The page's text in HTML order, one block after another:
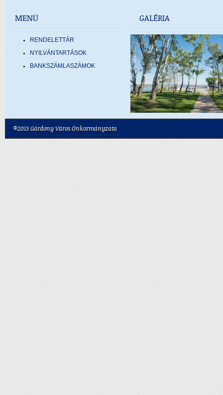
MENÜ
RENDELETTÁR
NYILVÁNTARTÁSOK
BANKSZÁMLASZÁMOK
GALÉRIA
©2013 Gárdony Város Önkormányzata